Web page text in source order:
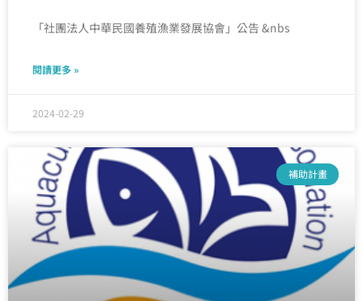
「社團法人中華民國養殖漁業發展協會」公告 &nbs
閱讀更多 »
2024-02-29
補助計畫